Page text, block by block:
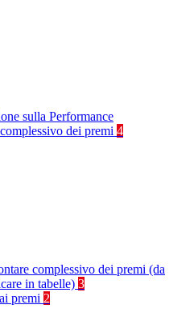
sulla Performance
dei premi 4
complessivo dei premi (da
in tabelle) 3
premi 2